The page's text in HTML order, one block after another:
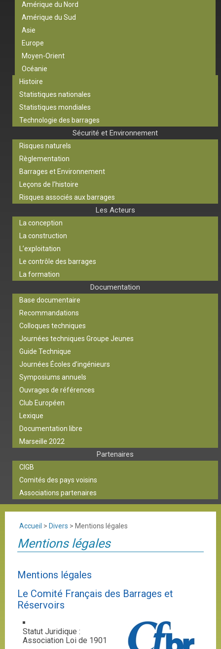
Amérique du Nord
Amérique du Sud
Asie
Europe
Moyen-Orient
Océanie
Histoire
Statistiques nationales
Statistiques mondiales
Technologie des barrages
Sécurité et Environnement
Risques naturels
Règlementation
Barrages et Environnement
Leçons de l’histoire
Risques associés aux barrages
Les Acteurs
La conception
La construction
L’exploitation
Le contrôle des barrages
La formation
Documentation
Base documentaire
Recommandations
Colloques techniques
Journées techniques Groupe Jeunes
Guide Technique
Journées Écoles d’ingénieurs
Symposiums annuels
Ouvrages de références
Club Européen
Lexique
Documentation libre
Marseille 2022
Partenaires
CIGB
Comités des pays voisins
Associations partenaires
Accueil > Divers > Mentions légales
Mentions légales
Mentions légales
Le Comité Français des Barrages et
Réservoirs
Statut Juridique :
Association Loi de 1901